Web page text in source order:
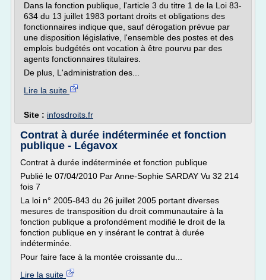
Dans la fonction publique, l'article 3 du titre 1 de la Loi 83-
634 du 13 juillet 1983 portant droits et obligations des
fonctionnaires indique que, sauf dérogation prévue par
une disposition législative, l'ensemble des postes et des
emplois budgétés ont vocation à être pourvu par des
agents fonctionnaires titulaires.
De plus, L'administration des...
Lire la suite
Site : infosdroits.fr
Contrat à durée indéterminée et fonction
publique - Légavox
Contrat à durée indéterminée et fonction publique
Publié le 07/04/2010 Par Anne-Sophie SARDAY Vu 32 214
fois 7
La loi n° 2005-843 du 26 juillet 2005 portant diverses
mesures de transposition du droit communautaire à la
fonction publique a profondément modifié le droit de la
fonction publique en y insérant le contrat à durée
indéterminée.
Pour faire face à la montée croissante du...
Lire la suite